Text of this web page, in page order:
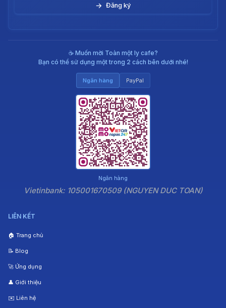
→
☕ Muốn mời Toàn một ly cafe?
Bạn có thể sử dụng một trong 2 cách bên dưới nhé!
Ngân hàng PayPal
Ngân hàng
Vietinbank: 105001670509 (NGUYEN DUC TOAN)
LIÊN KẾT
🏠 Trang chủ
📝 Blog
🚀 Ứng dụng
👤 Giới thiệu
✉️ Liên hệ